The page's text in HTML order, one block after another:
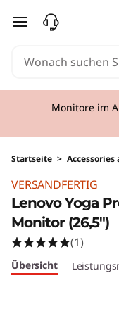
zum Hauptinhalt
Monitore im
Startseite >
VERSANDFERTIG
Lenovo Yoga
Monitor (26,5")
(1)
Übersicht